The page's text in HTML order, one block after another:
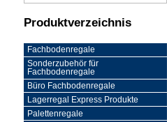
Produktverzeichnis
Fachbodenregale
Sonderzubehör für
Fachbodenregale
Büro Fachbodenregale
Lagerregal Express Produkte
Palettenregale